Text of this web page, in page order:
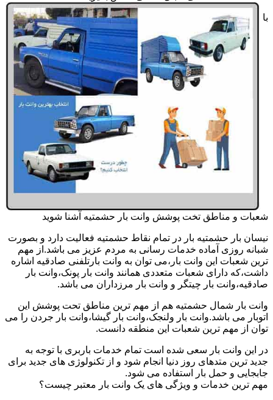
با
شعبات و مناطق تخت پوشش وانت بار حشمتیه آشنا شوید
نیسان بار حشمتیه بار در تمام نقاط حشمتیه فعالیت دارد و بصورت
شبانه روزی آماده خدمات رسانی به مردم عزیز می باشد.از مهم
ترین شعبات این وانت بار،می توان به وانت بارتلفنی صادقیه اشاره
داشت،که دارای شعبات متعددی همانند وانت بار پونک،وانت بار
صادقیه،وانت بار چیتگر و وانت بار مرزداران می باشد.
وانت بار شمال حشمتیه هم از مهم ترین مناطق تحت پوشش این
اتوبار می باشد.وانت بار ولنجک،وانت بار گیشا،وانت بار جردن را می
توان از مهم ترین شعبات این منطقه دانست.
در این وانت بار سعی شده است تمام خدمات باربری با توجه به
جدید ترین متدهای روز دنیا انجام شود و از تکنولوژی های جدید برای
جابجایی و حمل بار استفاده می شود.
مهم ترین خدمات و ویژگی های یک وانت بار معتبر چیست؟